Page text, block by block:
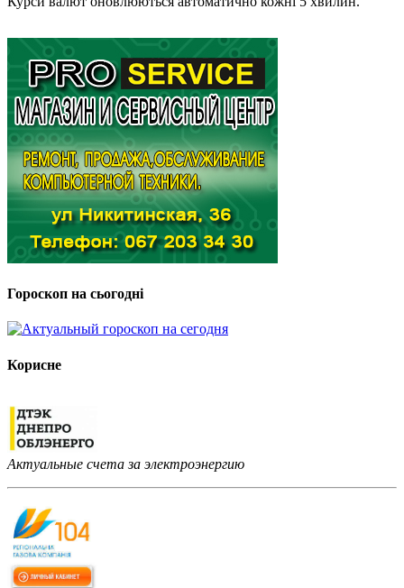
Гороскоп на сьогодні
Корисне
Актуальные счета за электроэнергию